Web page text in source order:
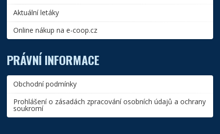
Aktuální letáky
Online nákup na e-coop.cz
PRÁVNÍ INFORMACE
Obchodní podmínky
Prohlášení o zásadách zpracování osobních údajů a ochrany
soukromí